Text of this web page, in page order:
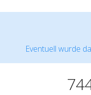
Eventuell wurde